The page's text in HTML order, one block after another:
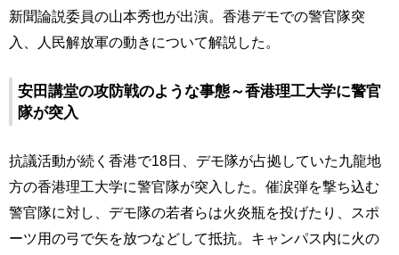
新聞論説委員の山本秀也が出演。香港デモでの警官隊突
入、人民解放軍の動きについて解説した。
安田講堂の攻防戦のような事態～香港理工大学に警官
隊が突入
抗議活動が続く香港で18日、デモ隊が占拠していた九龍地
方の香港理工大学に警官隊が突入した。催涙弾を撃ち込む
警官隊に対し、デモ隊の若者らは火炎瓶を投げたり、スポ
ーツ用の弓で矢を放つなどして抵抗。キャンパス内に火の